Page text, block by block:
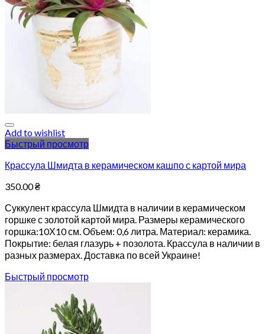
Add to wishlist
Быстрый просмотр
Крассула Шмидта в керамическом кашпо с картой мира
350.00₴
Суккулент крассула Шмидта в наличии в керамическом
горшке с золотой картой мира. Размеры керамического
горшка:10Х10 см. Объем: 0,6 литра. Материал: керамика.
Покрытие: белая глазурь + позолота. Крассула в наличии в
разных размерах. Доставка по всей Украине!
Быстрый просмотр